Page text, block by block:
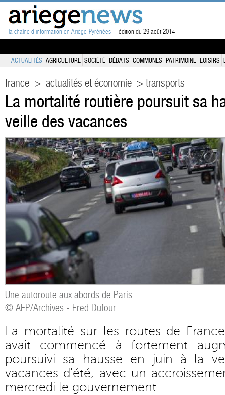
la chaîne d'information en Ariège-Pyrénées | édition du 29 août 2014
ACTUALITÉS AGRICULTURE SOCIÉTÉ DÉBATS COMMUNES PATRIMOINE LOISIRS
france > actualités et économie > transports
La mortalité routière poursuit sa
veille des vacances
Une autoroute aux abords de Paris
© AFP/Archives - Fred Dufour
La mortalité sur les routes de
avait commencé à fortement
poursuivi sa hausse en juin à la
vacances d'été, avec un
mercredi le gouvernement.